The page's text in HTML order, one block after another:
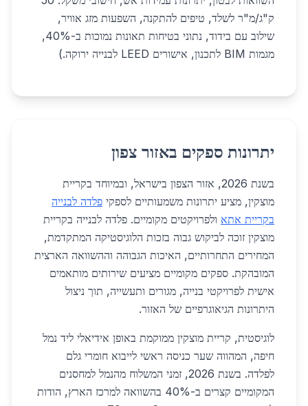
ק"ג/מ"ר לשלד, טיפים להתקנה, השפעות מזג אוויר,
שילוב עם בידוד, נתוני בטיחות תאונות נמוכות ב-40%,
מגמות BIM לתכנון, אישורים LEED לבנייה ירוקה.)
יתרונות ספקים באזור צפון
בשנת 2026, אזור הצפון בישראל, ובמיוחד בקריית
מוצקין, מציע יתרונות משמעותיים לספקי פלדה לבנייה
בקריית אתא ולפרויקטים מקומיים. פלדה לבנייה בקריית
מוצקין זוכה לביקוש גבוה בזכות הלוגיסטיקה המתקדמת,
המחירים התחרותיים, האיכות הגבוהה וההשוואה הארצית
המובהקת. ספקים מקומיים מציעים שירותים מותאמים
אישית לפרויקטי בנייה, מגורים ותעשייה, תוך ניצול
היתרונות הגיאוגרפיים של האזור.
לוגיסטית, קריית מוצקין ממוקמת באופן אידיאלי ליד נמל
חיפה, המהווה שער כניסה ראשי לייבוא חומרי גלם
לפלדה. בשנת 2026, זמני המשלוח מהנמל למחסנים
המקומיים קצרים ב-40% בהשוואה למרכז הארץ, הודות